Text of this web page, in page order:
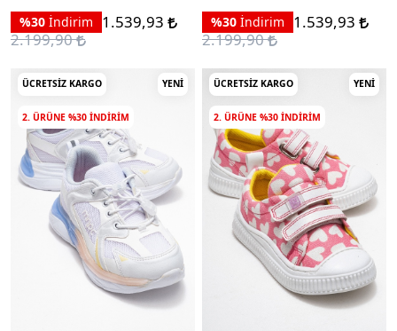
%30 İndirim
1.539,93
2.199,90
%30 İndirim
1.539,93
2.199,90
ÜCRETSIZ KARGO YENI
2. ÜRÜNE %30 INDIRIM
ÜCRETSIZ KARGO YENI
2. ÜRÜNE %30 INDIRIM